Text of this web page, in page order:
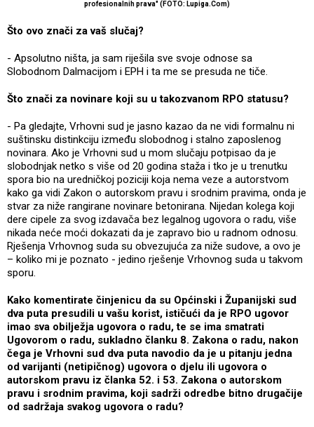
profesionalnih prava" (FOTO: Lupiga.Com)
Što ovo znači za vaš slučaj?
- Apsolutno ništa, ja sam riješila sve svoje odnose sa
Slobodnom Dalmacijom i EPH i ta me se presuda ne tiče.
Što znači za novinare koji su u takozvanom RPO statusu?
- Pa gledajte, Vrhovni sud je jasno kazao da ne vidi formalnu ni
suštinsku distinkciju između slobodnog i stalno zaposlenog
novinara. Ako je Vrhovni sud u mom slučaju potpisao da je
slobodnjak netko s više od 20 godina staža i tko je u trenutku
spora bio na uredničkoj poziciji koja nema veze a autorstvom
kako ga vidi Zakon o autorskom pravu i srodnim pravima, onda je
stvar za niže rangirane novinare betonirana. Nijedan kolega koji
dere cipele za svog izdavača bez legalnog ugovora o radu, više
nikada neće moći dokazati da je zapravo bio u radnom odnosu.
Rješenja Vrhovnog suda su obvezujuća za niže sudove, a ovo je
– koliko mi je poznato - jedino rješenje Vrhovnog suda u takvom
sporu.
Kako komentirate činjenicu da su Općinski i Županijski sud
dva puta presudili u vašu korist, ističući da je RPO ugovor
imao sva obilježja ugovora o radu, te se ima smatrati
Ugovorom o radu, sukladno članku 8. Zakona o radu, nakon
čega je Vrhovni sud dva puta navodio da je u pitanju jedna
od varijanti (netipičnog) ugovora o djelu ili ugovora o
autorskom pravu iz članka 52. i 53. Zakona o autorskom
pravu i srodnim pravima, koji sadrži odredbe bitno drugačije
od sadržaja svakog ugovora o radu?